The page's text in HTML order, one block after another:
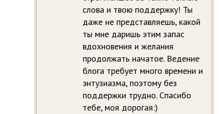
слова и твою поддержку! Ты
даже не представляешь, какой
ты мне даришь этим запас
вдохновения и желания
продолжать начатое. Ведение
блога требует много времени и
энтузиазма, поэтому без
поддержки трудно. Спасибо
тебе, моя дорогая:)